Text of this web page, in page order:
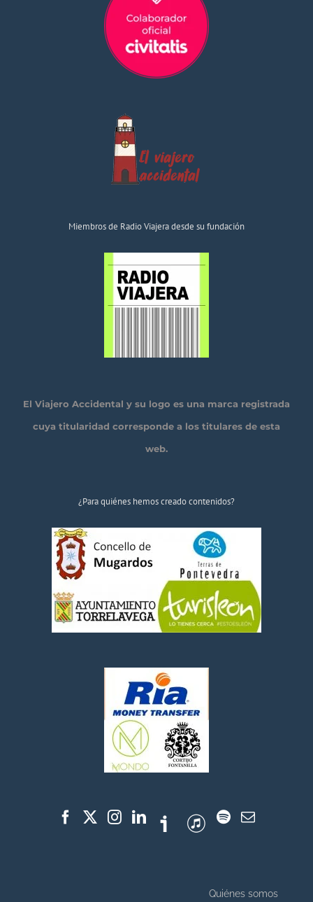
Miembros de Radio Viajera desde su fundación
El Viajero Accidental y su logo es una marca registrada
cuya titularidad corresponde a los titulares de esta
web.
¿Para quiénes hemos creado contenidos?
Quiénes somos